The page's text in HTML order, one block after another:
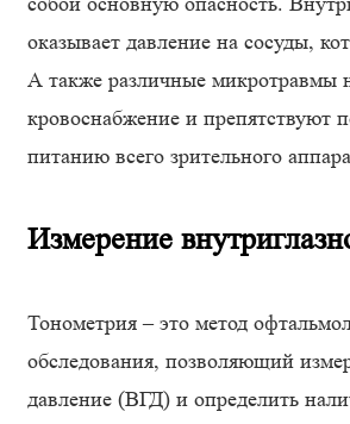
оказывает давление на сосуды,
А также различные микротравмы
кровоснабжение и препятствуют
питанию всего зрительного
Измерение
Тонометрия – это метод
обследования, позволяющий
давление (ВГД) и определить